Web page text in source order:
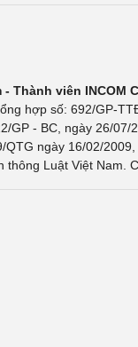
Thành viên INCOM
hợp số: 692/GP-
GP - BC, ngày 26/
ngày 16/02/
Luật Việt Nam.